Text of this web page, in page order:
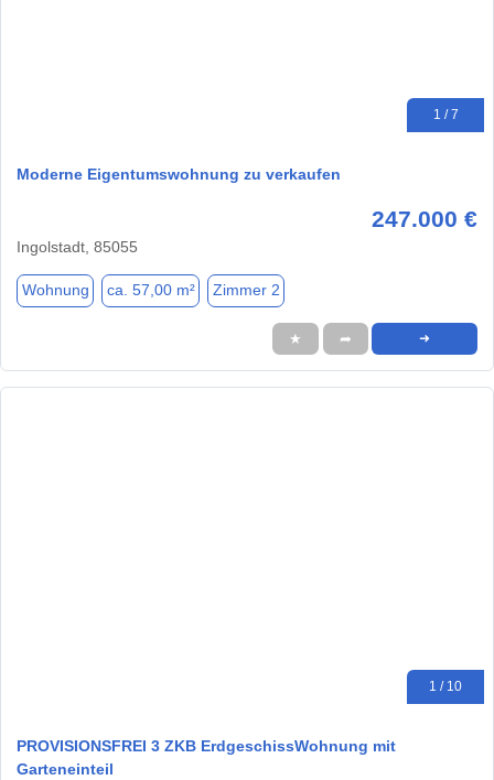
1 / 7
Moderne Eigentumswohnung zu verkaufen
247.000 €
Ingolstadt, 85055
Wohnung ca. 57,00 m² Zimmer 2
★ ➦ ➜
1 / 10
PROVISIONSFREI 3 ZKB ErdgeschissWohnung mit
Garteneinteil